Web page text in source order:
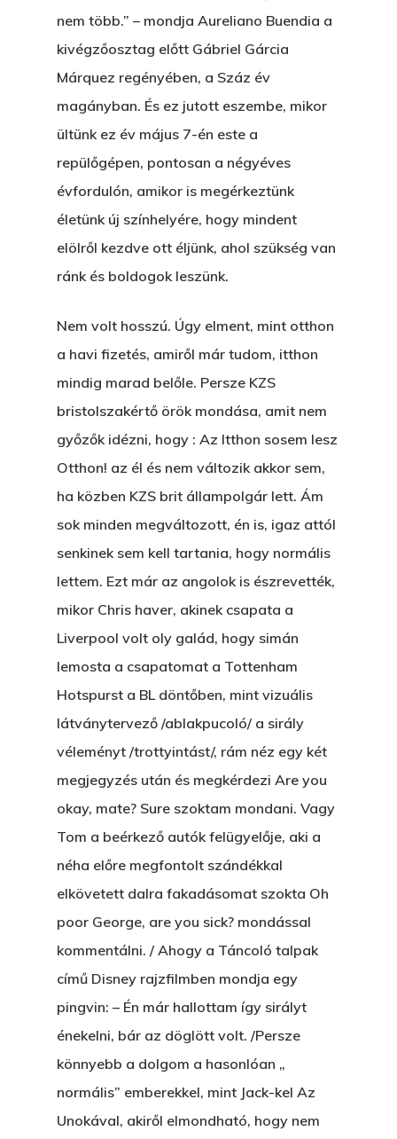
nem több.” – mondja Aureliano Buendia a
kivégzőosztag előtt Gábriel Gárcia
Márquez regényében, a Száz év
magányban. És ez jutott eszembe, mikor
ültünk ez év május 7-én este a
repülőgépen, pontosan a négyéves
évfordulón, amikor is megérkeztünk
életünk új színhelyére, hogy mindent
elölről kezdve ott éljünk, ahol szükség van
ránk és boldogok leszünk.
Nem volt hosszú. Úgy elment, mint otthon
a havi fizetés, amiről már tudom, itthon
mindig marad belőle. Persze KZS
bristolszakértő örök mondása, amit nem
győzők idézni, hogy : Az Itthon sosem lesz
Otthon! az él és nem változik akkor sem,
ha közben KZS brit állampolgár lett. Ám
sok minden megváltozott, én is, igaz attól
senkinek sem kell tartania, hogy normális
lettem. Ezt már az angolok is észrevették,
mikor Chris haver, akinek csapata a
Liverpool volt oly galád, hogy simán
lemosta a csapatomat a Tottenham
Hotspurst a BL döntőben, mint vizuális
látványtervező /ablakpucoló/ a sirály
véleményt /trottyintást/, rám néz egy két
megjegyzés után és megkérdezi Are you
okay, mate? Sure szoktam mondani. Vagy
Tom a beérkező autók felügyelője, aki a
néha előre megfontolt szándékkal
elkövetett dalra fakadásomat szokta Oh
poor George, are you sick? mondással
kommentálni. / Ahogy a Táncoló talpak
című Disney rajzfilmben mondja egy
pingvin: – Én már hallottam így sirályt
énekelni, bár az döglött volt. /Persze
könnyebb a dolgom a hasonlóan „
normális” emberekkel, mint Jack-kel Az
Unokával, akiről elmondható, hogy nem